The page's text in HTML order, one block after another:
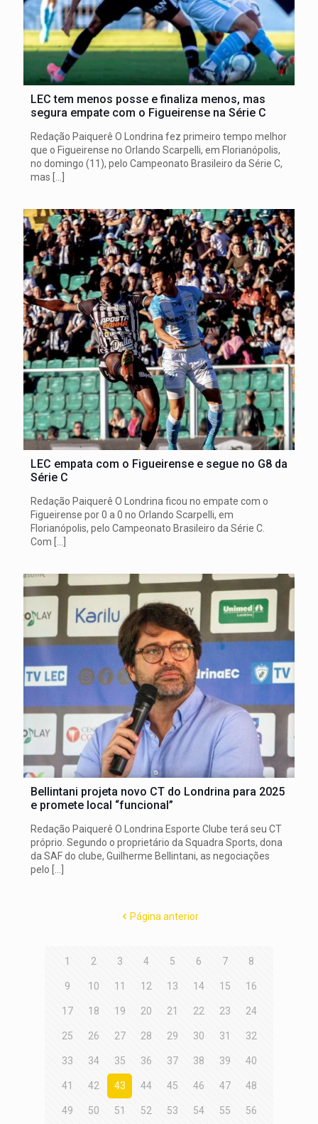
LEC tem menos posse e finaliza menos, mas
segura empate com o Figueirense na Série C
Redação Paiquerê O Londrina fez primeiro tempo melhor
que o Figueirense no Orlando Scarpelli, em Florianópolis,
no domingo (11), pelo Campeonato Brasileiro da Série C,
mas […]
LEC empata com o Figueirense e segue no G8 da
Série C
Redação Paiquerê O Londrina ficou no empate com o
Figueirense por 0 a 0 no Orlando Scarpelli, em
Florianópolis, pelo Campeonato Brasileiro da Série C.
Com […]
Bellintani projeta novo CT do Londrina para 2025
e promete local “funcional”
Redação Paiquerê O Londrina Esporte Clube terá seu CT
próprio. Segundo o proprietário da Squadra Sports, dona
da SAF do clube, Guilherme Bellintani, as negociações
pelo
Página anterior
1 2 3 4 5 6 7 8
9 10 11 12 13 14 15 16
17 18 19 20 21 22 23 24
25 26 27 28 29 30 31 32
33 34 35 36 37 38 39 40
41 42 43 44 45 46 47 48
49 50 51 52 53 54 55 56